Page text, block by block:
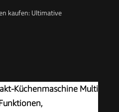
kaufen: Ultimative
Küchenmaschine Multi